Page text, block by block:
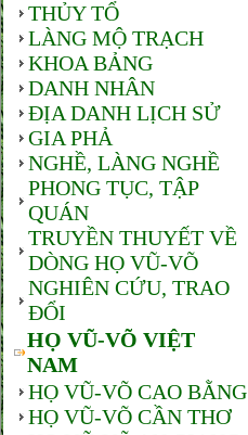
THỦY TỔ
LÀNG MỘ TRẠCH
KHOA BẢNG
DANH NHÂN
ĐỊA DANH LỊCH SỬ
GIA PHẢ
NGHỀ, LÀNG NGHỀ
PHONG TỤC, TẬP
QUÁN
TRUYỀN THUYẾT VỀ
DÒNG HỌ VŨ-VÕ
NGHIÊN CỨU, TRAO
ĐỔI
HỌ VŨ-VÕ VIỆT
NAM
HỌ VŨ-VÕ CAO BẰNG
HỌ VŨ-VÕ CẦN THƠ